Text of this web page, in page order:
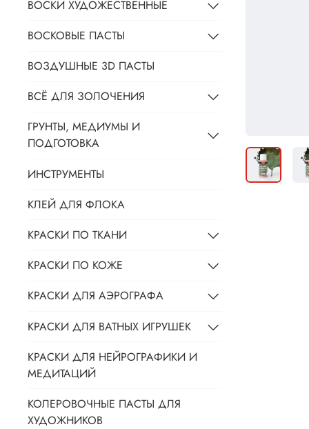
ВОСКИ ХУДОЖЕСТВЕННЫЕ
ВОСКОВЫЕ ПАСТЫ
ВОЗДУШНЫЕ 3D ПАСТЫ
ВСЁ ДЛЯ ЗОЛОЧЕНИЯ
ГРУНТЫ, МЕДИУМЫ И
ПОДГОТОВКА
ИНСТРУМЕНТЫ
КЛЕЙ ДЛЯ ФЛОКА
КРАСКИ ПО ТКАНИ
КРАСКИ ПО КОЖЕ
КРАСКИ ДЛЯ АЭРОГРАФА
КРАСКИ ДЛЯ ВАТНЫХ ИГРУШЕК
КРАСКИ ДЛЯ НЕЙРОГРАФИКИ И
МЕДИТАЦИЙ
КОЛЕРОВОЧНЫЕ ПАСТЫ ДЛЯ
ХУДОЖНИКОВ